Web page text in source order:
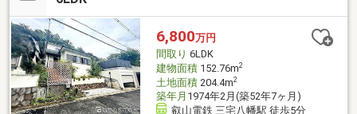
6,800万円
間取り 6LDK
建物面積152.76m2
土地面積204.4m2
築年月 1974年2月(築52年7ヶ月)
叡山電鉄 三宅八幡駅 徒歩5分